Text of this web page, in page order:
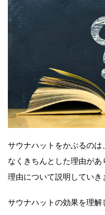
サウナハットをかぶるの
なくきちんとした理由が
理由について説明していき
サウナハットの効果を理